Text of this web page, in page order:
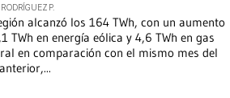
P.
alcanzó los 164 TWh, con un aumento
TWh en energía eólica y 4,6 TWh en gas
en comparación con el mismo mes del
...